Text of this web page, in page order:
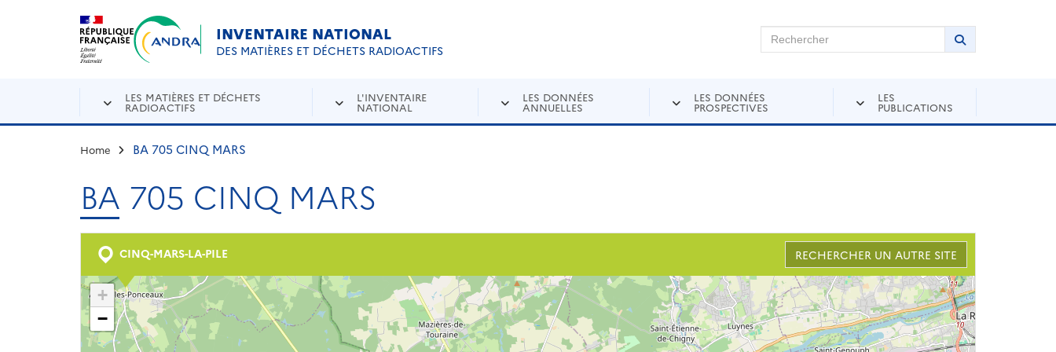
Aller au contenu principal
INVENTAIRE NATIONAL
DES MATIÈRES ET DÉCHETS RADIOACTIFS
Rechercher sur Andra Inventaire Rechercher
Lancer la
LES MATIÈRES ET DÉCHETS
RADIOACTIFS
L'INVENTAIRE
NATIONAL
LES DONNÉES
ANNUELLES
LES DONNÉES
PROSPECTIVES
LES
PUBLICATIONS
Home BA 705 CINQ MARS
BA 705 CINQ MARS
CINQ-MARS-LA-PILE RECHERCHER UN AUTRE SITE
+
−